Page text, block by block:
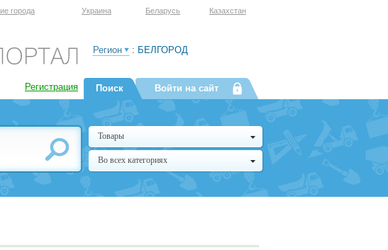
города Украина Беларусь Казахстан
Регистрация
Регион : БЕЛГОРОД
Поиск Войти на сайт
Товары
Во всех категориях